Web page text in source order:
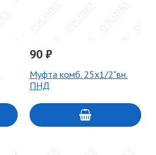
90 ₽
Муфта комб. 25х1/2"вн.
ПНД